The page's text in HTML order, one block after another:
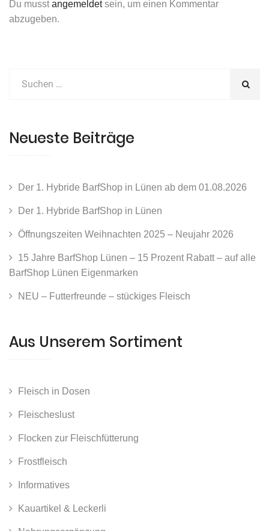
Du musst angemeldetsein, um einen Kommentar
abzugeben.
Neueste Beiträge
Der 1. Hybride BarfShop in Lünen ab dem 01.08.2026
Der 1. Hybride BarfShop in Lünen
Öffnungszeiten Weihnachten 2025 – Neujahr 2026
15 Jahre BarfShop Lünen – 15 Prozent Rabatt – auf alle
BarfShop Lünen Eigenmarken
NEU – Futterfreunde – stückiges Fleisch
Aus Unserem Sortiment
Fleisch in Dosen
Fleischeslust
Flocken zur Fleischfütterung
Frostfleisch
Informatives
Kauartikel & Leckerli